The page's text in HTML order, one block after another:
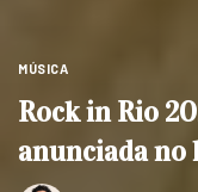
MÚSICA
Rock in Rio
anunciada no